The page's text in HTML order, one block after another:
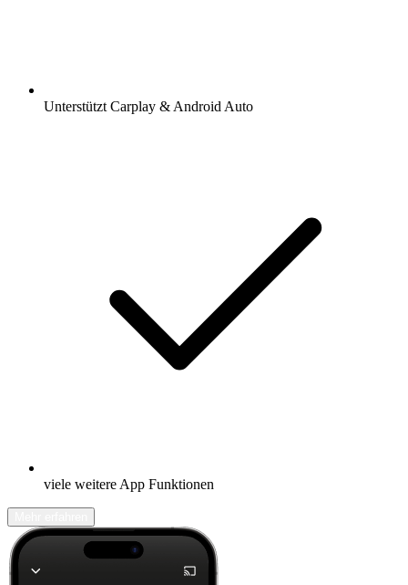
Unterstützt Carplay & Android Auto
viele weitere App Funktionen